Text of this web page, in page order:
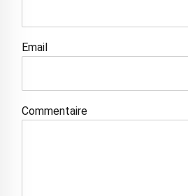
Email
Commentaire